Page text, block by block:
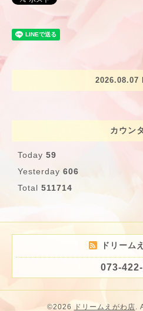
2026.08.07
カウン
Today 59
Yesterday 606
Total 511714
ドリーム
073-
©2026 ドリームえがわ店 .